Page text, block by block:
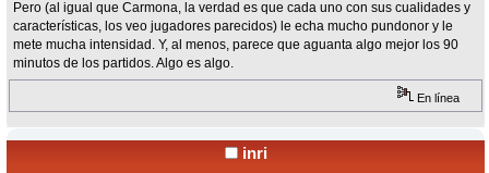
Pero (al igual que Carmona, la verdad es que cada uno con sus cualidades y
características, los veo jugadores parecidos) le echa mucho pundonor y le
mete mucha intensidad. Y, al menos, parece que aguanta algo mejor los 90
minutos de los partidos. Algo es algo.
En línea
inri